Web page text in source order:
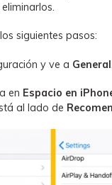
siguientes pasos:
y ve a General
en Espacio en
al lado de